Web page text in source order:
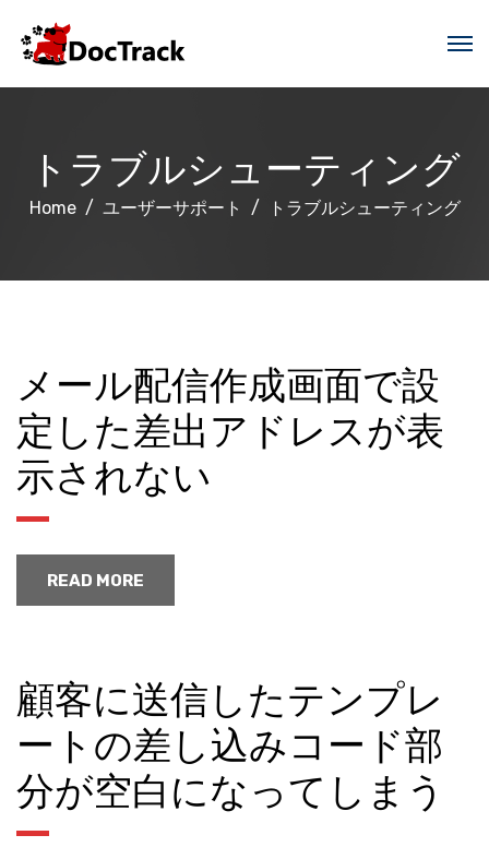
トラブルシューティング
Home ユーザーサポート トラブルシューティング
メール配信作成画面で設
定した差出アドレスが表
示されない
READ MORE
顧客に送信したテンプレ
ートの差し込みコード部
分が空白になってしまう